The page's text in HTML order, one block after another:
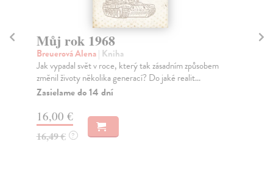
Můj rok 1968
Breuerová Alena| Kniha
Jak vypadal svět v roce, který tak zásadním způsobem
změnil životy několika generací? Do jaké realit...
Zasielame do 14 dní
16,00 €
16,49 € ?